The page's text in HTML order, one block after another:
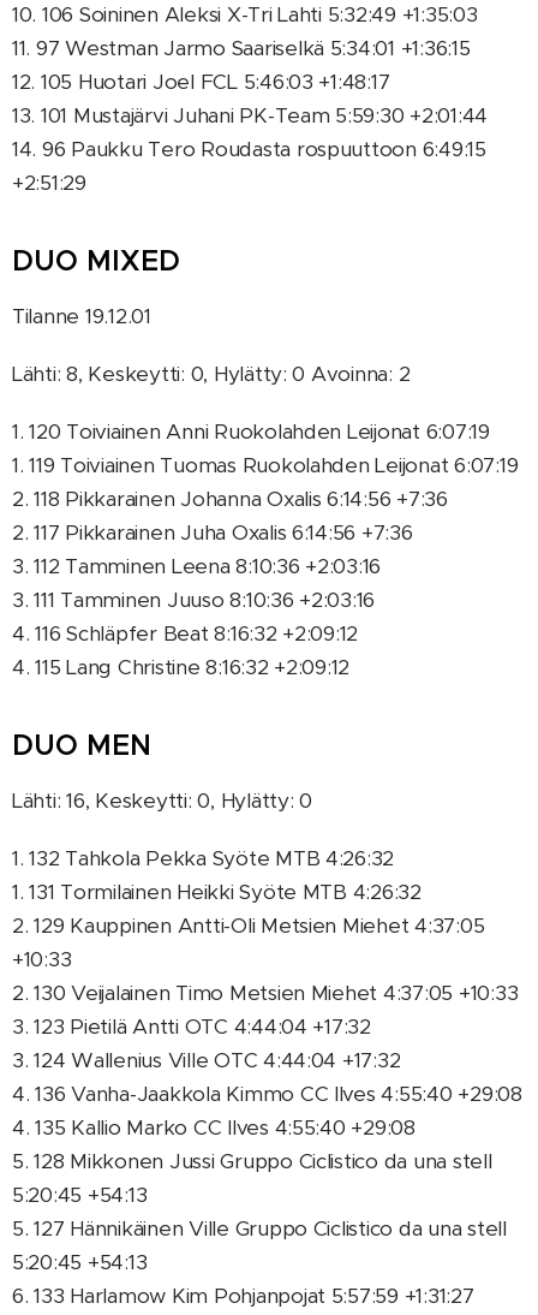
10. 106 Soininen Aleksi X-Tri Lahti 5:32:49 +1:35:03
11. 97 Westman Jarmo Saariselkä 5:34:01 +1:36:15
12. 105 Huotari Joel FCL 5:46:03 +1:48:17
13. 101 Mustajärvi Juhani PK-Team 5:59:30 +2:01:44
14. 96 Paukku Tero Roudasta rospuuttoon 6:49:15
+2:51:29
DUO MIXED
Tilanne 19.12.01
Lähti: 8, Keskeytti: 0, Hylätty: 0 Avoinna: 2
1. 120 Toiviainen Anni Ruokolahden Leijonat 6:07:19
1. 119 Toiviainen Tuomas Ruokolahden Leijonat 6:07:19
2. 118 Pikkarainen Johanna Oxalis 6:14:56 +7:36
2. 117 Pikkarainen Juha Oxalis 6:14:56 +7:36
3. 112 Tamminen Leena 8:10:36 +2:03:16
3. 111 Tamminen Juuso 8:10:36 +2:03:16
4. 116 Schläpfer Beat 8:16:32 +2:09:12
4. 115 Lang Christine 8:16:32 +2:09:12
DUO MEN
Lähti: 16, Keskeytti: 0, Hylätty: 0
1. 132 Tahkola Pekka Syöte MTB 4:26:32
1. 131 Tormilainen Heikki Syöte MTB 4:26:32
2. 129 Kauppinen Antti-Oli Metsien Miehet 4:37:05
+10:33
2. 130 Veijalainen Timo Metsien Miehet 4:37:05 +10:33
3. 123 Pietilä Antti OTC 4:44:04 +17:32
3. 124 Wallenius Ville OTC 4:44:04 +17:32
4. 136 Vanha-Jaakkola Kimmo CC Ilves 4:55:40 +29:08
4. 135 Kallio Marko CC Ilves 4:55:40 +29:08
5. 128 Mikkonen Jussi Gruppo Ciclistico da una stell
5:20:45 +54:13
5. 127 Hännikäinen Ville Gruppo Ciclistico da una stell
5:20:45 +54:13
6. 133 Harlamow Kim Pohjanpojat 5:57:59 +1:31:27